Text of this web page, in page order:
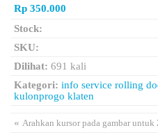
Rp 350.000
Stock:
SKU:
Dilihat: 691 kali
Kategori: info service rolling
kulonprogo klaten
« Arahkan kursor pada gambar untuk